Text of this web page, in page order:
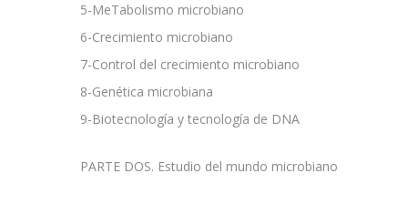
5-MeTabolismo microbiano
6-Crecimiento microbiano
7-Control del crecimiento microbiano
8-Genética microbiana
9-Biotecnología y tecnología de DNA
PARTE DOS. Estudio del mundo microbiano